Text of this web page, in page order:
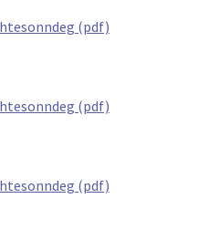
(pdf)
(pdf)
(pdf)